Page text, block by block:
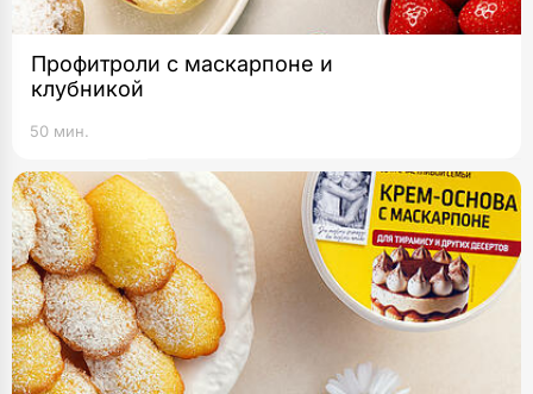
Профитроли с маскарпоне и
клубникой
50 мин.